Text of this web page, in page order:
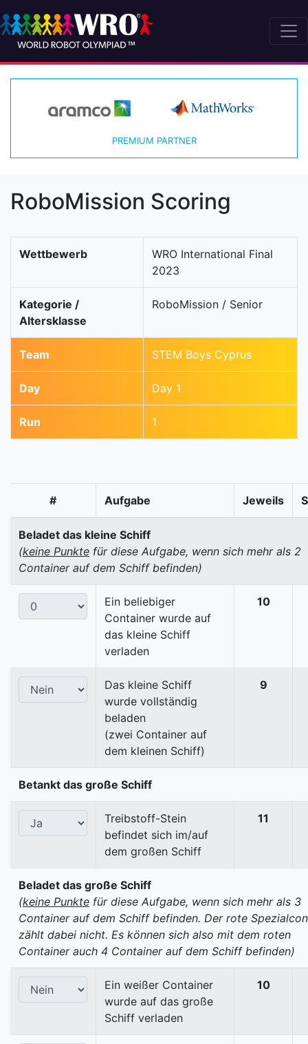
PREMIUM PARTNER
RoboMission Scoring
Wettbewerb
WRO International Final
2023
Kategorie /
Altersklasse
RoboMission / Senior
Team STEM Boys Cyprus
Day Day 1
Run 1
# Aufgabe Jeweils
Beladet das kleine Schiff
(keine Punkte für diese Aufgabe, wenn sich mehr als 2
Container auf dem Schiff befinden)
Ein beliebiger
Container wurde auf
das kleine Schiff
verladen
10
Das kleine Schiff
wurde vollständig
beladen
(zwei Container auf
dem kleinen Schiff)
9
Betankt das große Schiff
Treibstoff-Stein
befindet sich im/auf
dem großen Schiff
11
Beladet das große Schiff
(keine Punkte für diese Aufgabe, wenn sich mehr als 3
Container auf dem Schiff befinden. Der rote
zählt dabei nicht. Es können sich also mit dem roten
Container auch 4 Container auf dem Schiff befinden)
Ein weißer Container
wurde auf das große
Schiff verladen
10